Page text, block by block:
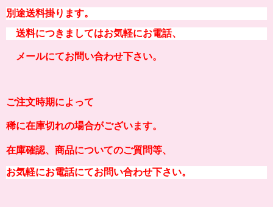
別途送料掛ります。
送料につきましてはお気軽にお電話、
メールにてお問い合わせ下さい。
ご注文時期によって
稀に在庫切れの場合がございます。
在庫確認、商品についてのご質問等、
お気軽にお電話にてお問い合わせ下さい。